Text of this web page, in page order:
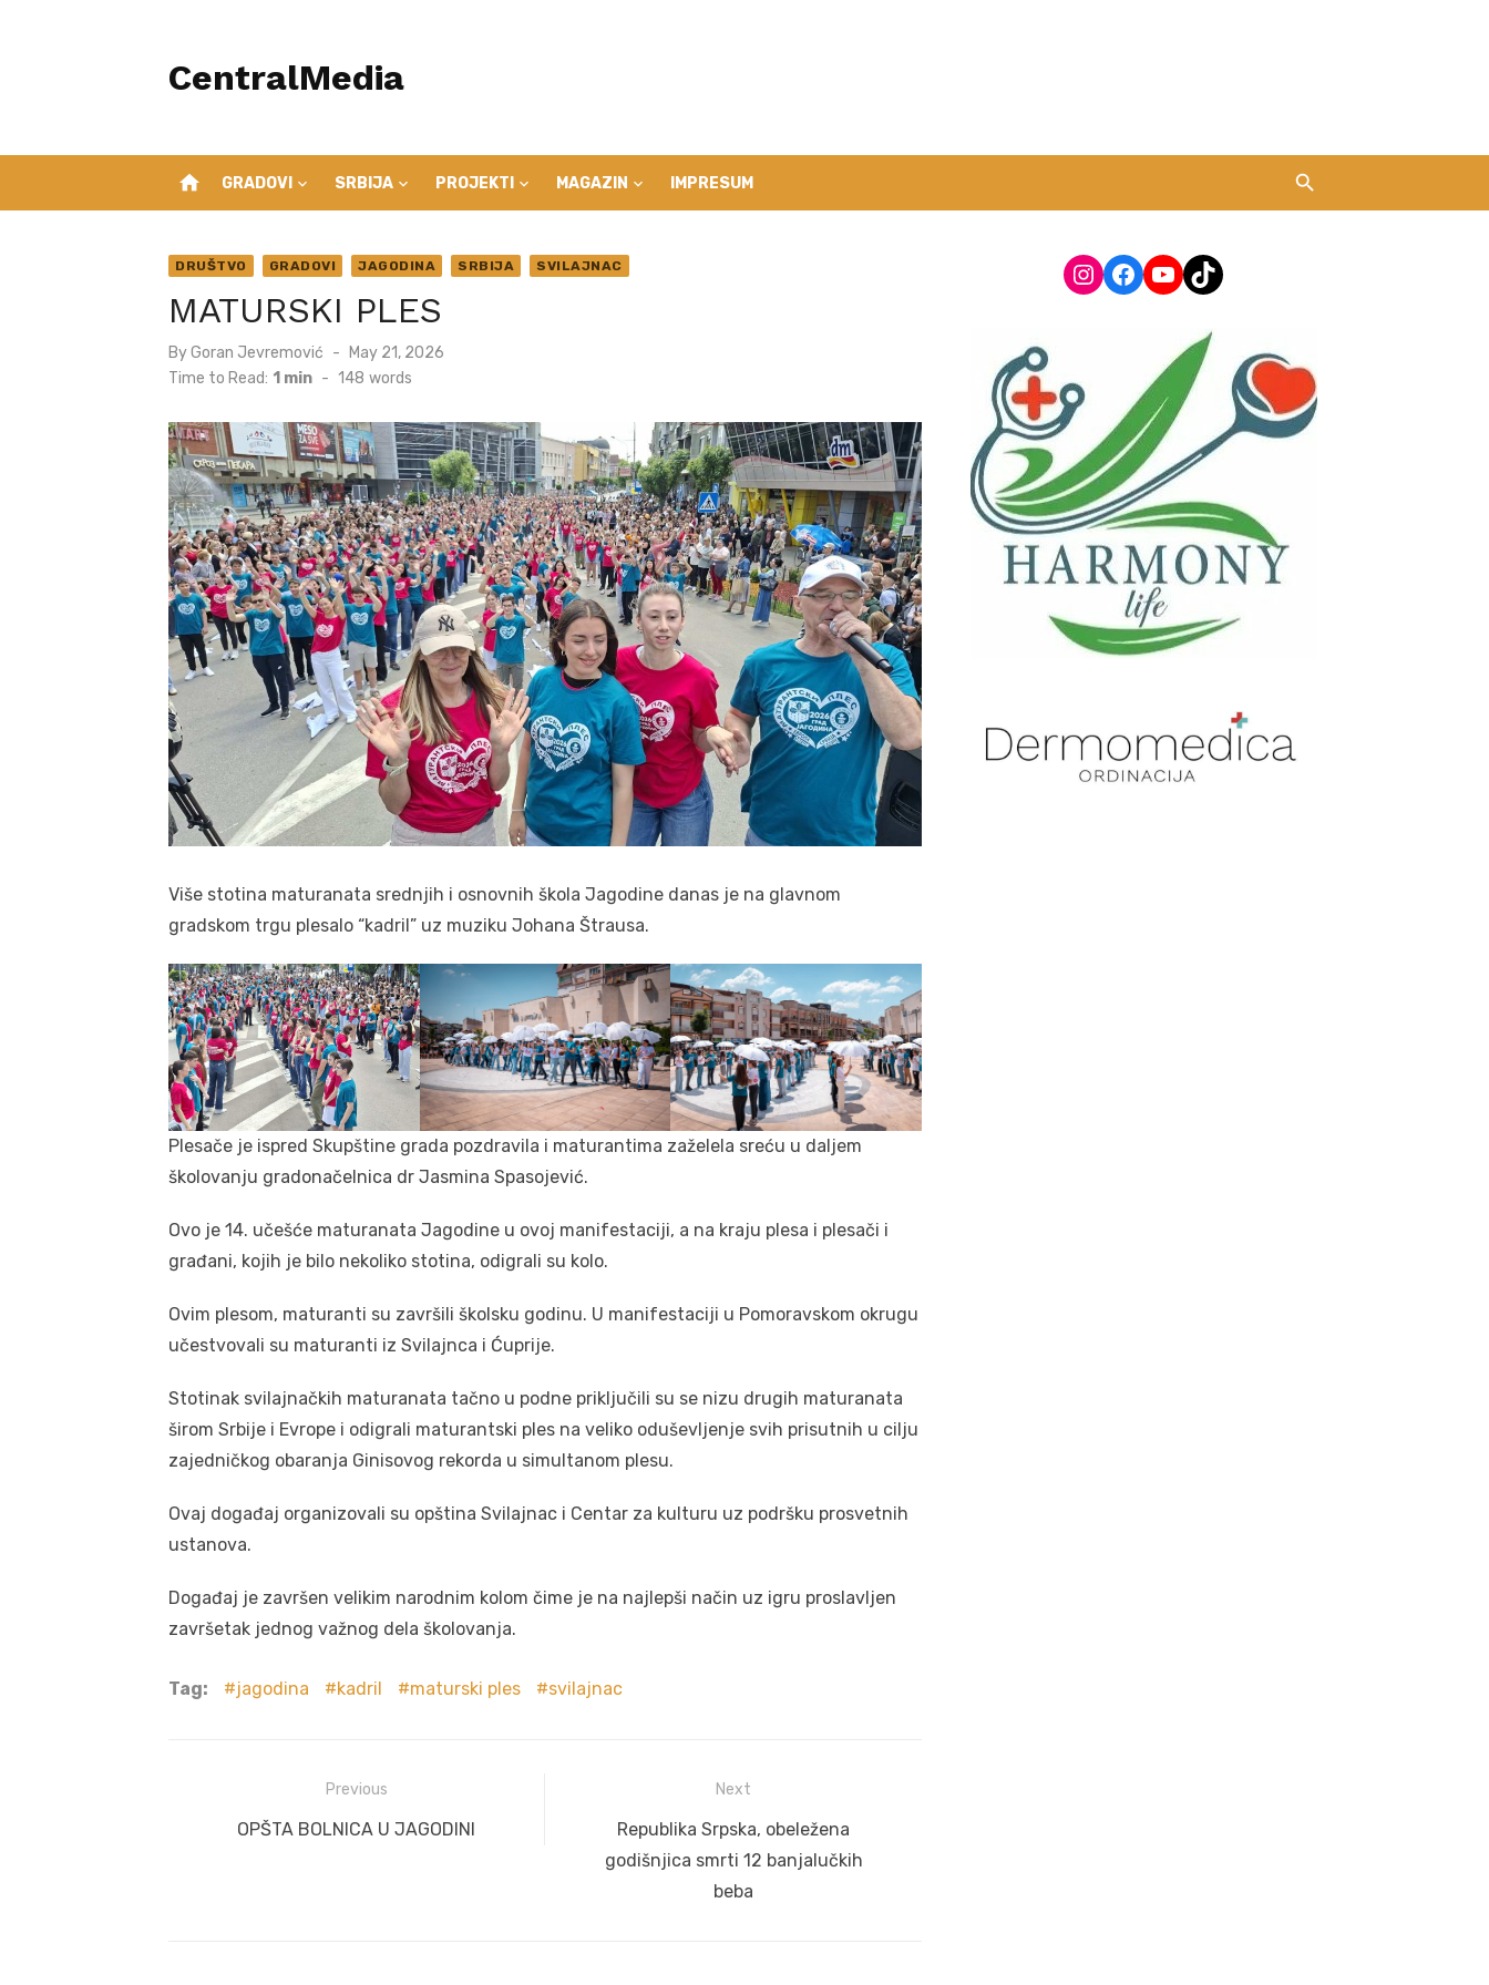
CentralMedia
home GRADOVI SRBIJA PROJEKTI MAGAZIN IMPRESUM
DRUŠTVO GRADOVI JAGODINA SRBIJA SVILAJNAC
MATURSKI PLES
ByGoran Jevremović
Posted
on
May 21, 2026
Time to Read: 1 min - 148 words
Više stotina maturanata srednjih i osnovnih škola Jagodine danas je na glavnom
gradskom trgu plesalo “kadril” uz muziku Johana Štrausa.
Plesače je ispred Skupštine grada pozdravila i maturantima zaželela sreću u daljem
školovanju gradonačelnica dr Jasmina Spasojević.
Ovo je 14. učešće maturanata Jagodine u ovoj manifestaciji, a na kraju plesa i plesači i
građani, kojih je bilo nekoliko stotina, odigrali su kolo.
Ovim plesom, maturanti su završili školsku godinu. U manifestaciji u Pomoravskom okrugu
učestvovali su maturanti iz Svilajnca i Ćuprije.
Stotinak svilajnačkih maturanata tačno u podne priključili su se nizu drugih maturanata
širom Srbije i Evrope i odigrali maturantski ples na veliko oduševljenje svih prisutnih u cilju
zajedničkog obaranja Ginisovog rekorda u simultanom plesu.
Ovaj događaj organizovali su opština Svilajnac i Centar za kulturu uz podršku prosvetnih
ustanova.
Događaj je završen velikim narodnim kolom čime je na najlepši način uz igru proslavljen
završetak jednog važnog dela školovanja.
Tag: jagodina kadril maturski ples svilajnac
navigation
Previous
Previous
OPŠTA BOLNICA U JAGODINI
Next
Next
post:
Republika Srpska, obeležena
godišnjica smrti 12 banjalučkih
beba
Instagram
Facebook
YouTube
TikTok